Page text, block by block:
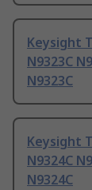
Keysight
N9323C
N9323C
Keysight
N9324C
N9324C